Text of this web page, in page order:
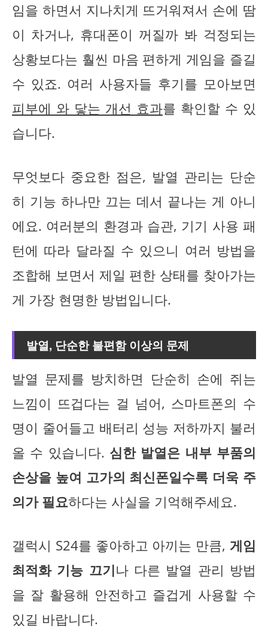
임을 하면서 지나치게 뜨거워져서 손에 땀
이 차거나, 휴대폰이 꺼질까 봐 걱정되는
상황보다는 훨씬 마음 편하게 게임을 즐길
수 있죠. 여러 사용자들 후기를 모아보면
피부에 와 닿는 개선 효과를 확인할 수 있
습니다.
무엇보다 중요한 점은, 발열 관리는 단순
히 기능 하나만 끄는 데서 끝나는 게 아니
에요. 여러분의 환경과 습관, 기기 사용 패
턴에 따라 달라질 수 있으니 여러 방법을
조합해 보면서 제일 편한 상태를 찾아가는
게 가장 현명한 방법입니다.
발열, 단순한 불편함 이상의 문제
발열 문제를 방치하면 단순히 손에 쥐는
느낌이 뜨겁다는 걸 넘어, 스마트폰의 수
명이 줄어들고 배터리 성능 저하까지 불러
올 수 있습니다. 심한 발열은 내부 부품의
손상을 높여 고가의 최신폰일수록 더욱 주
의가 필요하다는 사실을 기억해주세요.
갤럭시 S24를 좋아하고 아끼는 만큼, 게임
최적화 기능 끄기나 다른 발열 관리 방법
을 잘 활용해 안전하고 즐겁게 사용할 수
있길 바랍니다.